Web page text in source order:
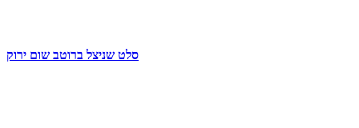
סלט שניצל ברוטב שום ירוק